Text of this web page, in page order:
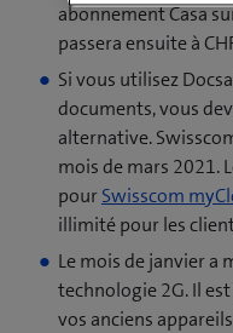
abonnement Casa
passera ensuite à
Si vous utilisez
documents, vous
alternative.
mois de mars 2021.
pourSwisscom
illimité pour les
Le mois de janvier a
technologie 2G. Il
vos anciens